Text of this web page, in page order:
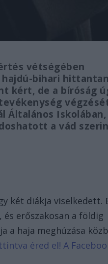
vétségében
hajdú-bihari
kért, de a bíróság
Általános Iskolában,
a vád
két diákja viselkedett.
erőszakosan a földig
a haja meghúzása
éred el! A